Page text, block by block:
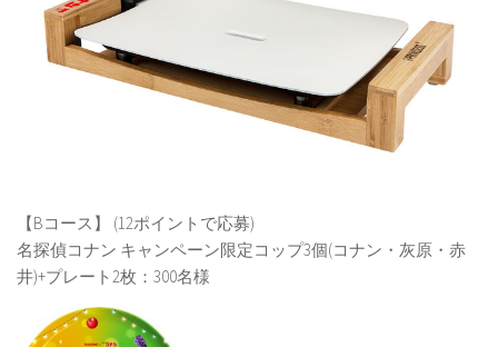
【Bコース】 (12ポイントで応募)
名探偵コナン キャンペーン限定コップ3個(コナン・灰原・赤
井)+プレート2枚：300名様